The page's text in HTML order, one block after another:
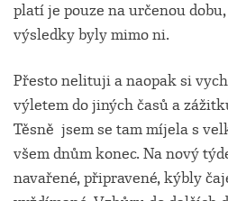
platí je pouze na určenou
výsledky byly mimo ni.
Přesto nelituji a naopak si
výletem do jiných časů a
Těsně jsem se tam míjela s
všem dnům konec. Na nový
navařené, připravené, kýbly